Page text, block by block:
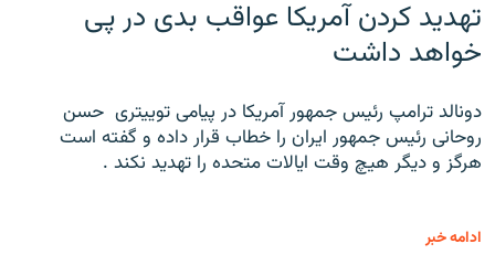
تهدید کردن آمریکا عواقب بدی در پی
خواهد داشت
دونالد ترامپ رئیس جمهور آمریکا در پیامی توییتری ‌ حسن
روحانی رئیس جمهور ایران را خطاب قرار داده و گفته است
هرگز و دیگر هیچ وقت ایالات متحده را تهدید نکند .
ادامه خبر